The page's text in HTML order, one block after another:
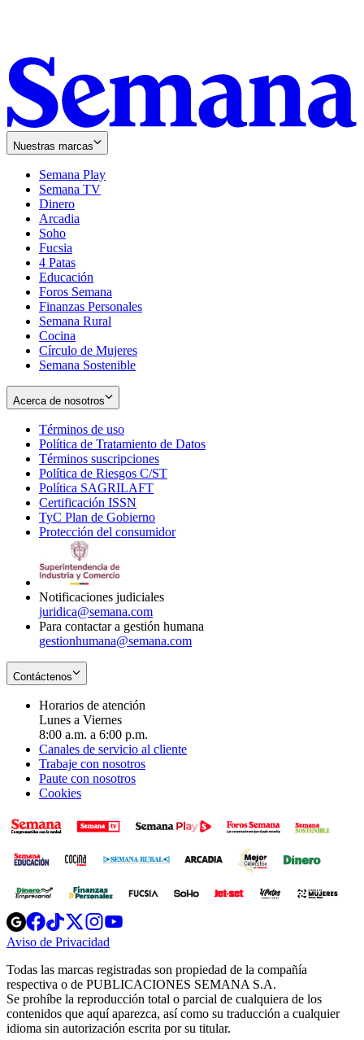
Nuestras marcas
Semana Play
Semana TV
Dinero
Arcadia
Soho
in
new
window
Fucsia
in
new
window
4 Patas
Educación
Foros Semana
Finanzas Personales
Semana Rural
Cocina
Círculo de Mujeres
Semana Sostenible
Acerca de nosotros
Términos de uso
in
new
window
Política de Tratamiento de Datos
Términos suscripciones
in
Política de Riesgos C/ST
Política SAGRILAFT
new
window
Certificación ISSN
in
new
TyC Plan de Gobierno
in
Protección del consumidorOpens
Notificaciones judiciales
juridica@semana.com
Para contactar a gestión humana
gestionhumana@semana.com
Contáctenos
Horarios de atención
Lunes a Viernes
8:00 a.m. a 6:00 p.m.
Canales de servicio al cliente
Trabaje con nosotros
Paute con nosotros
Cookies
Opens
in
new
Opens
in
new
Opens
in
new
window
Opens
new
windowwindow
Aviso de Privacidad
new
window
Todas las marcas registradas son propiedad de la compañía
respectiva o de PUBLICACIONES SEMANA S.A.
Se prohíbe la reproducción total o parcial de cualquiera de los
contenidos que aquí aparezca, así como su traducción a cualquier
idioma sin autorización escrita por su titular.